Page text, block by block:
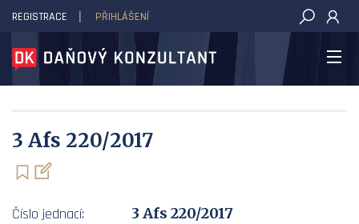
DAŇOVÝ KONZULTANT
REGISTRACE PŘIHLÁŠENÍ
3 Afs 220/2017
Číslo jednací:
3 Afs 220/2017